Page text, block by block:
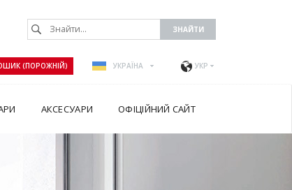
(ПОРОЖНІЙ) УКРАЇНА УКР
АКСЕСУАРИ ОФІЦІЙНИЙ САЙТ